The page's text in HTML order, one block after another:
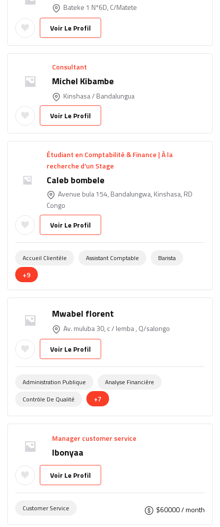
Bateke 1 N*6D, C/Matete
Voir Le Profil
Consultant
Michel Kibambe
Kinshasa / Bandalungua
Voir Le Profil
Étudiant en Comptabilité & Finance | À la
recherche d'un Stage
Caleb bombele
Avenue bula 154, Bandalungwa, Kinshasa, RD
Congo
Voir Le Profil
Accueil Clientèle Assistant Comptable Barista
+9
Mwabel florent
Av. muluba 30, c / lemba , Q/salongo
Voir Le Profil
Administration Publique
Analyse Financière
Contrôle De Qualité
+7
Manager customer service
lbonyaa
Voir Le Profil
Customer Service $60000/ month